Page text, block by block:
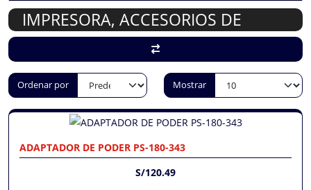
IMPRESORA, ACCESORIOS DE
Ordenar por Mostrar
ADAPTADOR DE PODER PS-180-343
S/120.49